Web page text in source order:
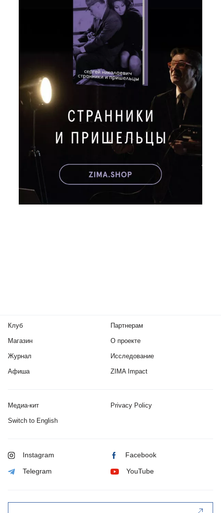
Клуб
Магазин
Журнал
Афиша
Партнерам
О проекте
Исследование
ZIMA Impact
Медиа-кит Privacy Policy
Switch to English
Instagram Facebook
Telegram YouTube